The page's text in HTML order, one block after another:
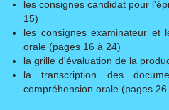
les consignes candidat pour
15)
les consignes examinateur et
orale (pages 16 à 24)
la grille d'évaluation de la
la transcription des
compréhension orale (pages 26